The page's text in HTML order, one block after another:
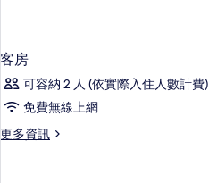
客房
可容納 2 人 (依實際入住人數計費)
免費無線上網
更多資訊
更